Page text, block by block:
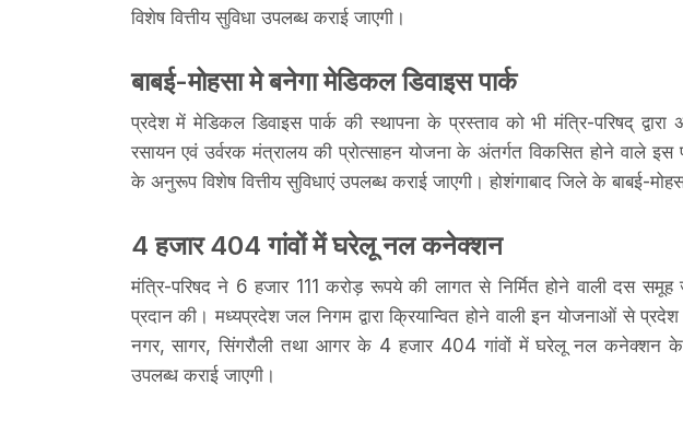
विशेष वित्तीय सुविधा उपलब्ध कराई जाएगी।
बाबई-मोहसा मे बनेगा मेडिकल डिवाइस पार्क
प्रदेश में मेडिकल डिवाइस पार्क की स्थापना के प्रस्ताव को भी मंत्रि-परिषद्
रसायन एवं उर्वरक मंत्रालय की प्रोत्साहन योजना के अंतर्गत विकसित होने वाले इस
के अनुरूप विशेष वित्तीय सुविधाएं उपलब्ध कराई जाएगी। होशंगाबाद जिले के बाबई-
4 हजार 404 गांवों में घरेलू नल कनेक्शन
मंत्रि-परिषद ने 6 हजार 111 करोड़ रूपये की लागत से निर्मित होने वाली दस
प्रदान की। मध्यप्रदेश जल निगम द्वारा क्रियान्वित होने वाली इन योजनाओं से
नगर, सागर, सिंगरौली तथा आगर के 4 हजार 404 गांवों में घरेलू नल कनेक्शन
उपलब्ध कराई जाएगी।